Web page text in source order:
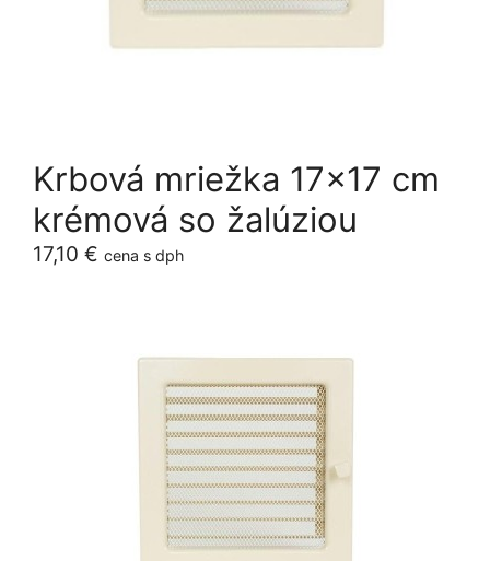
Krbová mriežka 17×17 cm
krémová so žalúziou
17,10 € cena s dph